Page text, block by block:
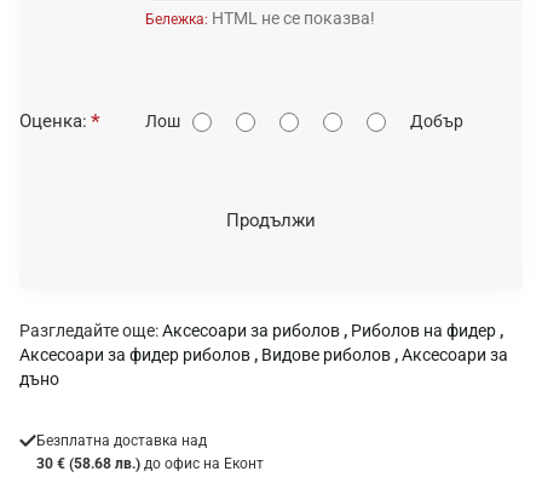
Бележка: HTML не се показва!
О
Оценка: Лош Добър
Продължи
Разгледайте още:Аксесоари за риболов , Риболов на фидер ,
Аксесоари за фидер риболов , Видове риболов ,Аксесоари за
дъно
Безплатна доставка над
30 € (58.68 лв.) до офис на Еконт